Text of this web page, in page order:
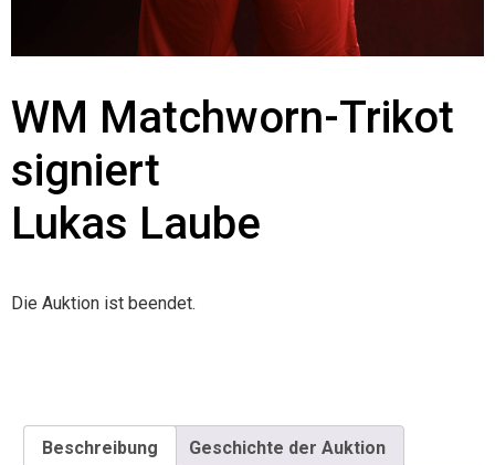
WM Matchworn-Trikot
signiert
Lukas Laube
Die Auktion ist beendet.
Beschreibung Geschichte der Auktion